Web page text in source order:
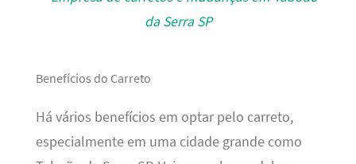
Benefícios do Carreto
Há vários benefícios em optar pelo carreto,
especialmente em uma cidade grande como